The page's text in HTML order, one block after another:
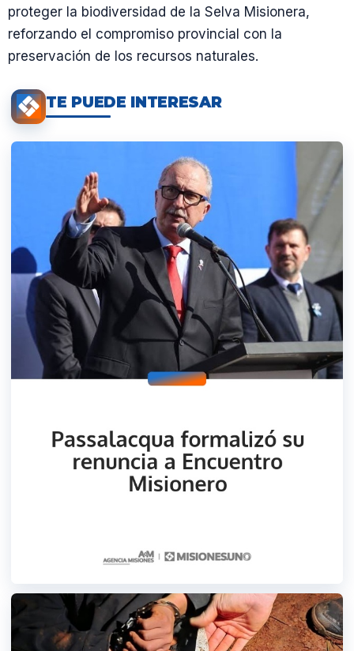
proteger la biodiversidad de la Selva Misionera,
reforzando el compromiso provincial con la
preservación de los recursos naturales.
TE PUEDE INTERESAR